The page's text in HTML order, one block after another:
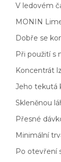
V ledovém
MONIN
Dobře se
Při použití s
Koncentrát
Jeho tekutá
Skleněnou
Přesné
Minimální
Po otevření